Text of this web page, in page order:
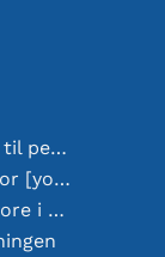
Lodning som en professionel: Tips til perfekte elektroniske forbindelser
Valg af den rigtige temperatursensor [youtube]
18650 Batterier: Små i størrelse, store i ydeevne